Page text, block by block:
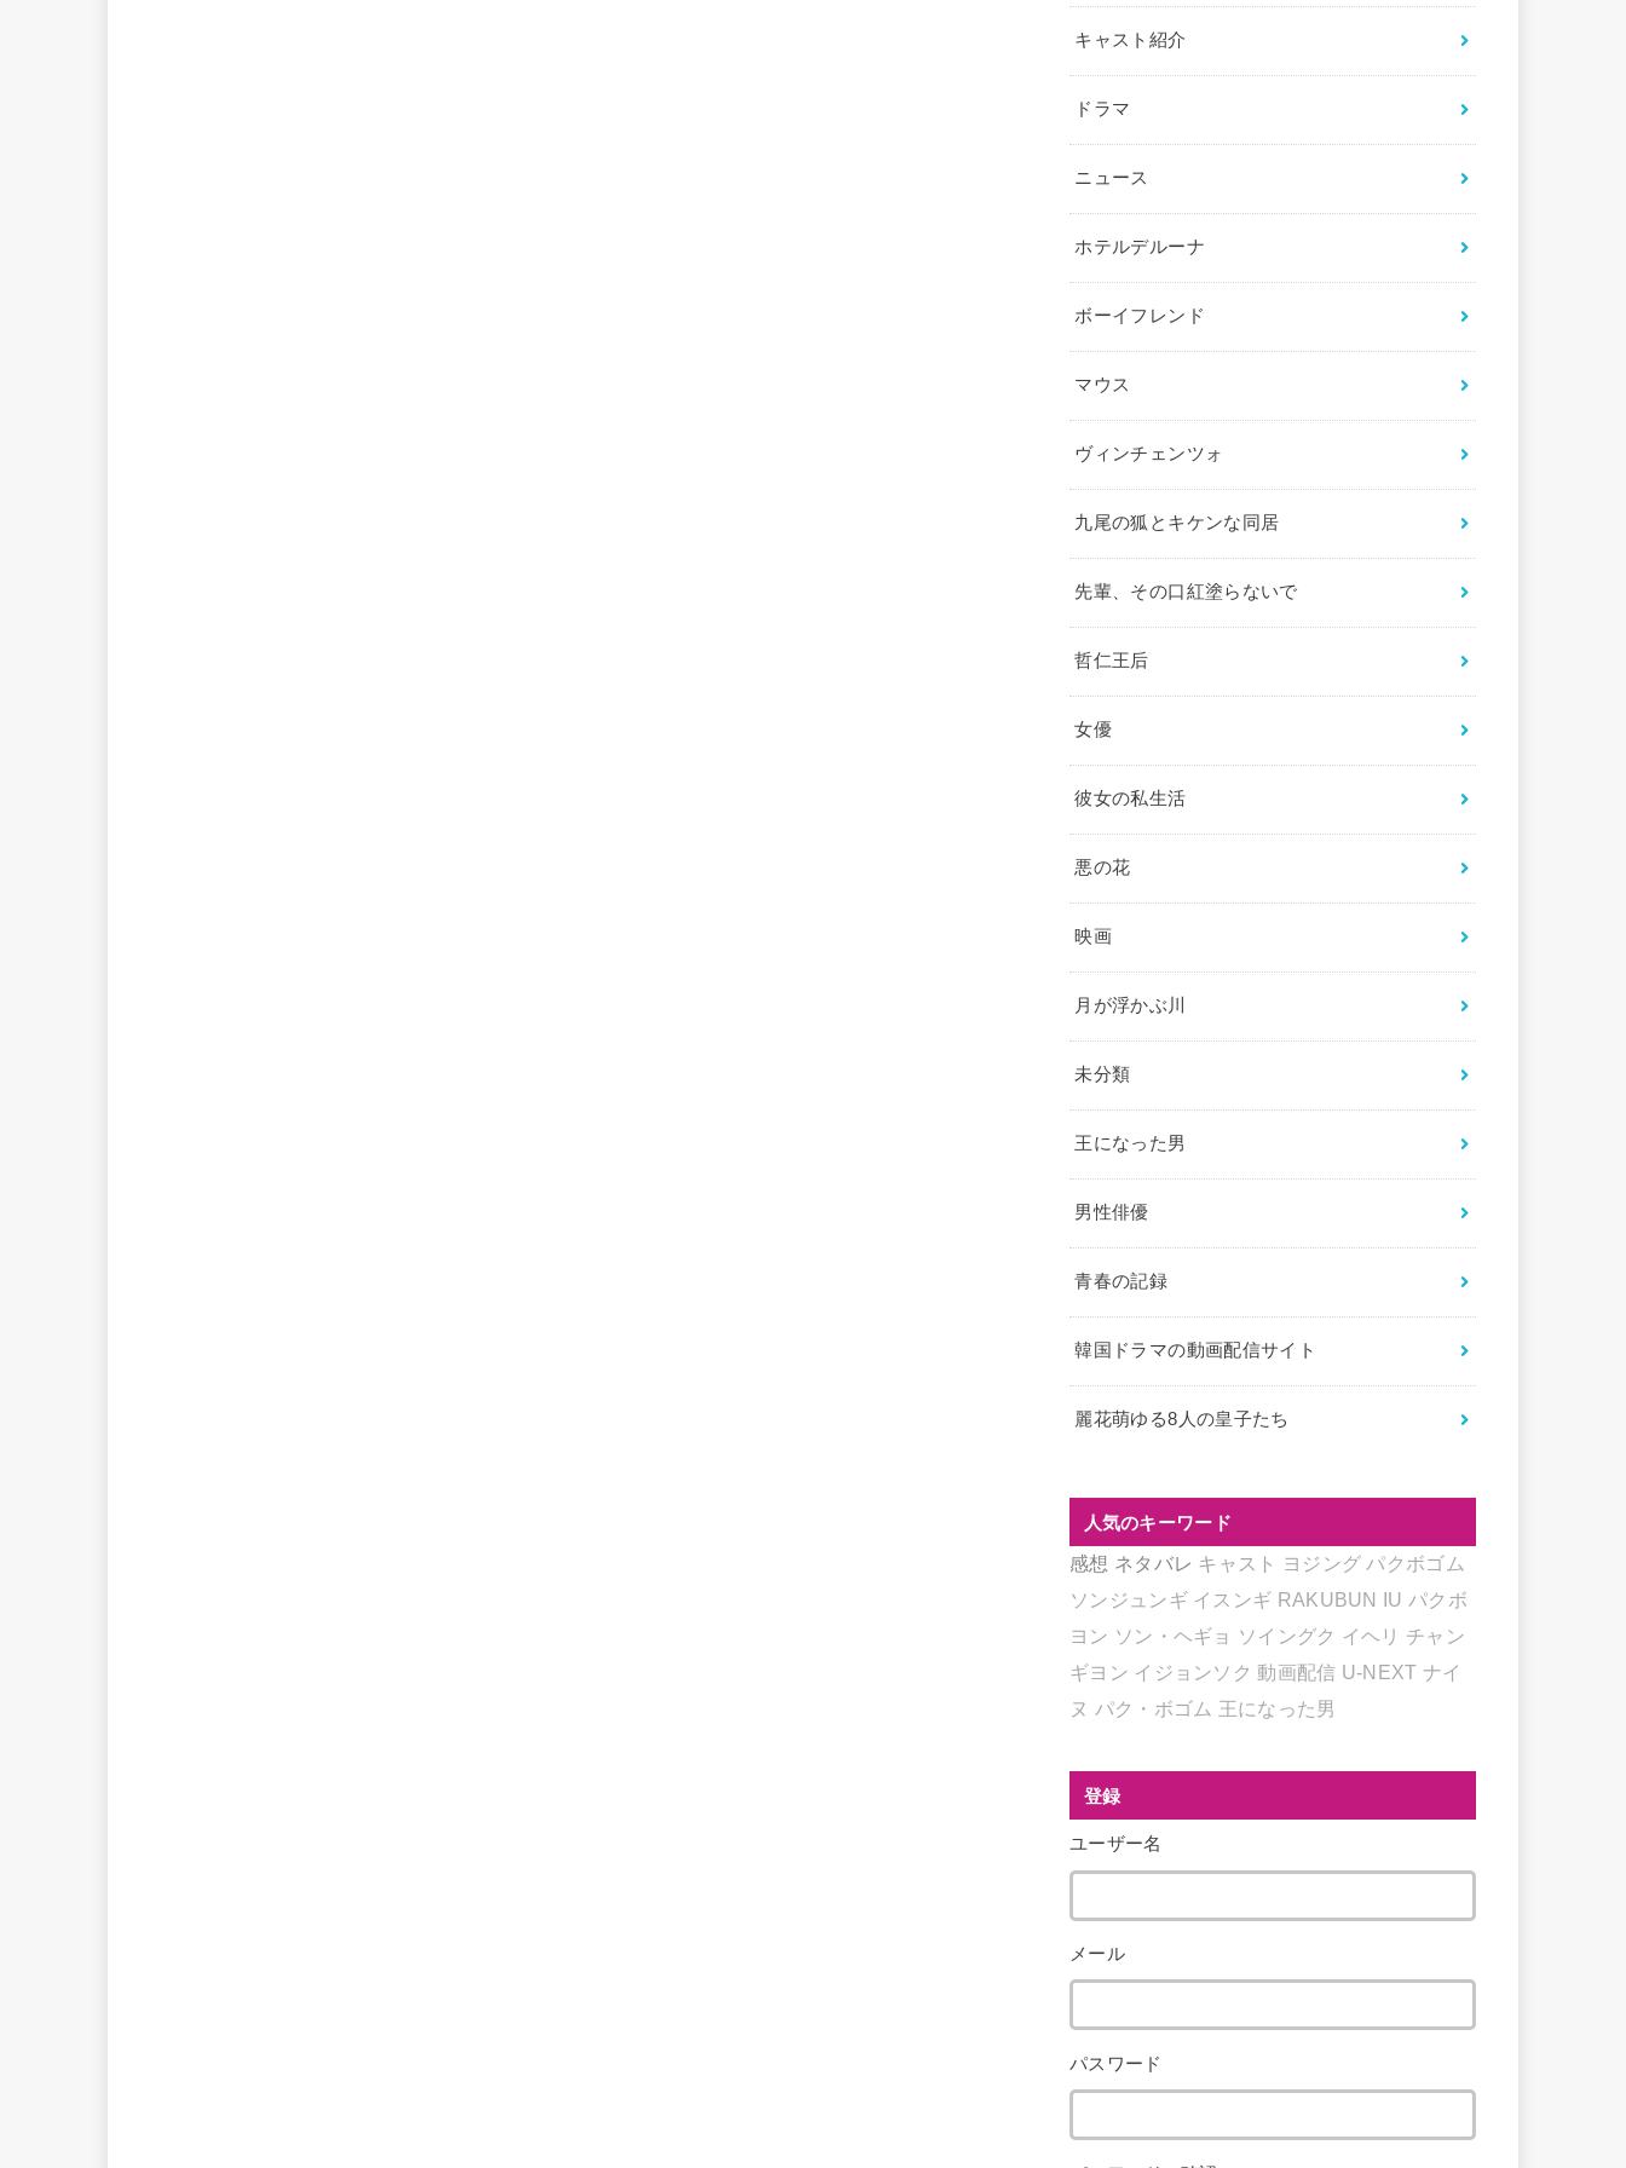
キャスト紹介
ドラマ
ニュース
ホテルデルーナ
ボーイフレンド
マウス
ヴィンチェンツォ
九尾の狐とキケンな同居
先輩、その口紅塗らないで
哲仁王后
女優
彼女の私生活
悪の花
映画
月が浮かぶ川
未分類
王になった男
男性俳優
青春の記録
韓国ドラマの動画配信サイト
麗花萌ゆる8人の皇子たち
人気のキーワード
感想 ネタバレ キャスト ヨジング パクボゴム
ソンジュンギ イスンギ RAKUBUN IU パクボ
ヨン ソン・ヘギョ ソイングク イヘリ チャン
ギヨン イジョンソク 動画配信 U-NEXT ナイ
ヌ パク・ボゴム 王になった男
登録
ユーザー名
メール
パスワード